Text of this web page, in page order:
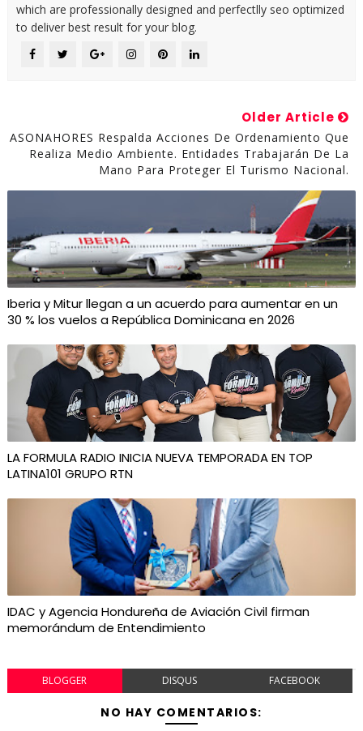
which are professionally designed and perfectlly seo optimized
to deliver best result for your blog.
Older Article
ASONAHORES Respalda Acciones De Ordenamiento Que
Realiza Medio Ambiente. Entidades Trabajarán De La
Mano Para Proteger El Turismo Nacional.
Iberia y Mitur llegan a un acuerdo para aumentar en un
30 % los vuelos a República Dominicana en 2026
LA FORMULA RADIO INICIA NUEVA TEMPORADA EN TOP
LATINA101 GRUPO RTN
IDAC y Agencia Hondureña de Aviación Civil firman
memorándum de Entendimiento
BLOGGER DISQUS FACEBOOK
NO HAY COMENTARIOS: